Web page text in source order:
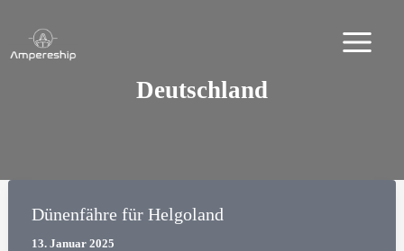
Inhalt
springen
Deutschland
Dünenfähre für Helgoland
13. Januar 2025